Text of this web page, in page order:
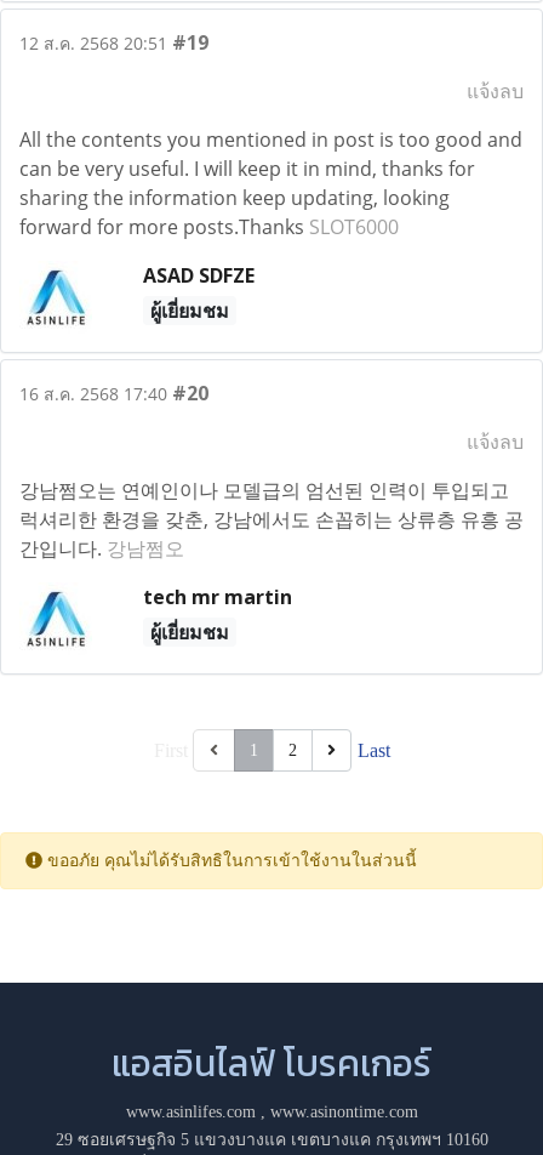
12 ส.ค. 2568 20:51 #19
แจ้งลบ
All the contents you mentioned in post is too good and
can be very useful. I will keep it in mind, thanks for
sharing the information keep updating, looking
forward for more posts.Thanks SLOT6000
ASAD SDFZE
ผู้เยี่ยมชม
16 ส.ค. 2568 17:40 #20
แจ้งลบ
강남쩜오는 연예인이나 모델급의 엄선된 인력이 투입되고
럭셔리한 환경을 갖춘, 강남에서도 손꼽히는 상류층 유흥 공
간입니다. 강남쩜오
tech mr martin
ผู้เยี่ยมชม
1 2 Last
ขออภัย คุณไม่ได้รับสิทธิในการเข้าใช้งานในส่วนนี้
แอสอินไลฟ์ โบรคเกอร์
www.asinlifes.com, www.asinontime.com
29 ซอยเศรษฐกิจ 5 แขวงบางแค เขตบางแค กรุงเทพฯ 10160